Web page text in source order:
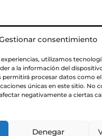
consentimiento
utilizamos
a la información del
permitirá procesar datos como
únicas en este sitio. No
negativamente a ciertas
Denegar